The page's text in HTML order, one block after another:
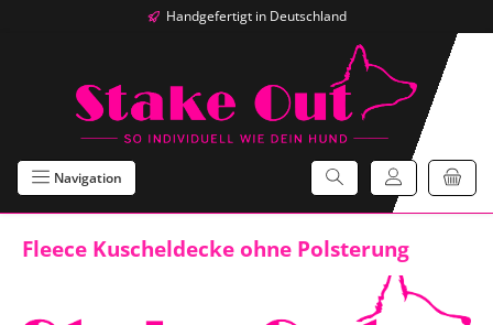
Zum Hauptinhalt springenHandgefertigt in Deutschland
Navigation
Fleece Kuscheldecke ohne Polsterung